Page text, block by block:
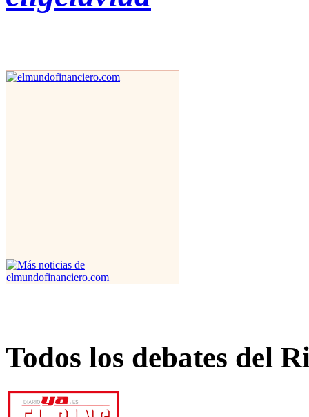
Todos los debates del